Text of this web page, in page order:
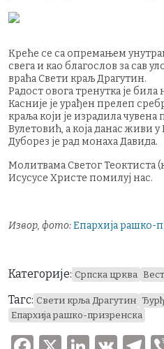
Креће се са опремањем
свега и као благослов за сав
враћа Свети краљ Драгутин.
Радост овога тренутка је била
Касније је урађен прелеп
краља који је израдила
Вулетовић, а која данас живи у
Дуборез је рад монаха Давида.
Молитвама Светог Теоктиста
Исусусе Христе помилуј нас.
Извор, фото:Епархија рашко-
Категорије: Српска црква
Тагс: Свети крља Драгутин
Епархија рашко-призренска